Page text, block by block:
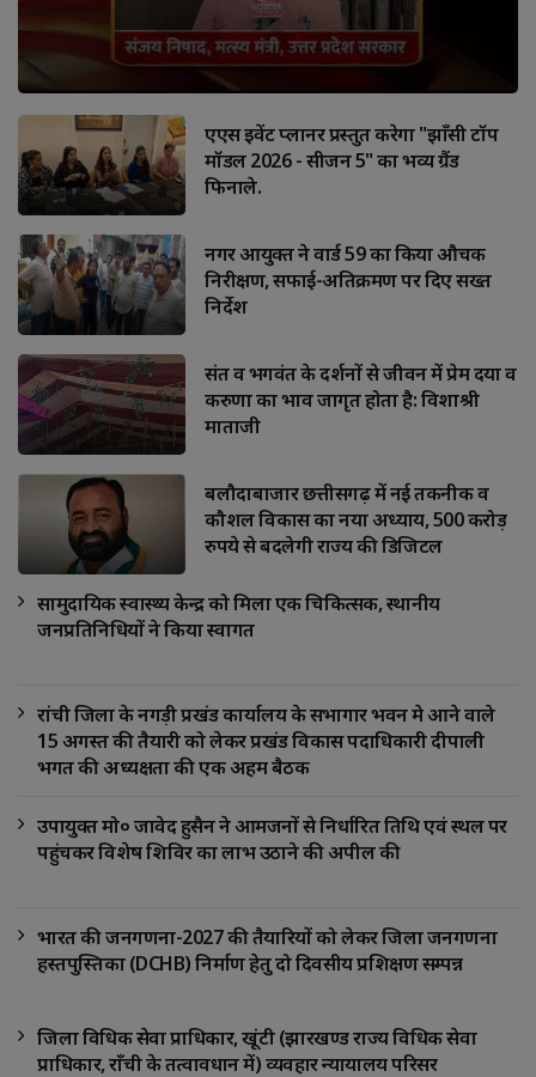
एएस इवेंट प्लानर प्रस्तुत करेगा "झाँसी टॉप
मॉडल 2026 - सीजन 5" का भव्य ग्रैंड
फिनाले.
नगर आयुक्त ने वार्ड 59 का किया औचक
निरीक्षण, सफाई-अतिक्रमण पर दिए सख्त
निर्देश
संत व भगवंत के दर्शनों से जीवन में प्रेम दया व
करुणा का भाव जागृत होता है: विशाश्री
माताजी
बलौदाबाजार छत्तीसगढ़ में नई तकनीक व
कौशल विकास का नया अध्याय, 500 करोड़
रुपये से बदलेगी राज्य की डिजिटल
सामुदायिक स्वास्थ्य केन्द्र को मिला एक चिकित्सक, स्थानीय
जनप्रतिनिधियों ने किया स्वागत
रांची जिला के नगड़ी प्रखंड कार्यालय के सभागार भवन मे आने वाले
15 अगस्त की तैयारी को लेकर प्रखंड विकास पदाधिकारी दीपाली
भगत की अध्यक्षता की एक अहम बैठक
उपायुक्त मो० जावेद हुसैन ने आमजनों से निर्धारित तिथि एवं स्थल पर
पहुंचकर विशेष शिविर का लाभ उठाने की अपील की
भारत की जनगणना-2027 की तैयारियों को लेकर जिला जनगणना
हस्तपुस्तिका (DCHB) निर्माण हेतु दो दिवसीय प्रशिक्षण सम्पन्न
जिला विधिक सेवा प्राधिकार, खूंटी (झारखण्ड राज्य विधिक सेवा
प्राधिकार, राँची के तत्वावधान में) व्यवहार न्यायालय परिसर